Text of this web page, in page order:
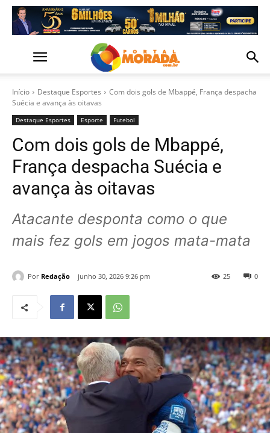
Início Destaque Esportes
Com dois gols de Mbappé, França despacha
Suécia e avança às oitavas
Destaque Esportes Esporte Futebol
Com dois gols de Mbappé,
França despacha Suécia e
avança às oitavas
Atacante desponta como o que
mais fez gols em jogos mata-mata
Por Redação junho 30, 2026 9:26 pm 0
25